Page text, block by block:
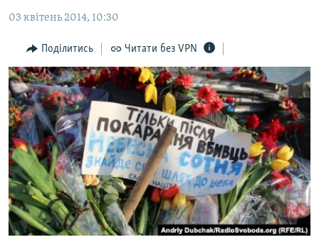
основної
Перейти
до
пошуку
БЛОГИ
ПОГЛЯД
ІНТЕРВ'Ю
ВСЕ ЗА ДЕНЬ
СПЕЦПРОЕКТИ
ДЕПОРТАЦІЯ
ВІДЕОУРОКИ «ELIFBE»
СВІДЧЕННЯ ОКУПАЦІЇ
УКРАЇНСЬКА ПРОБЛЕМА КРИМУ
ЯК ОБІЙТИ БЛОКУВАННЯ
Русский
Qırımtatar
03 квітень 2014, 10:30
Поділитись Читати без VPN